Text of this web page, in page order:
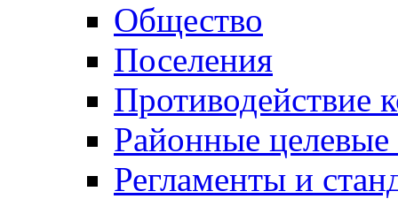
Общество
Поселения
Противодействие
Районные
Регламенты и